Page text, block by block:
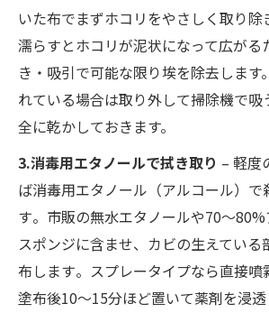
いた布でまずホコリをやさしく取り除
濡らすとホコリが泥状になって広がる
き・吸引で可能な限り埃を除去します
れている場合は取り外して掃除機で
全に乾かしておきます。
3.消毒用エタノールで拭き取り – 軽度
ば消毒用エタノール（アルコール）で
す​。市販の無水エタノールや70〜
スポンジに含ませ、カビの生えている
布します​。スプレータイプなら直接噴
塗布後10〜15分ほど置いて薬剤を浸